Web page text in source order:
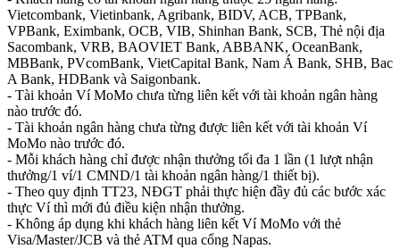
Vietcombank, Vietinbank, Agribank, BIDV, ACB, TPBank,
VPBank, Eximbank, OCB, VIB, Shinhan Bank, SCB, Thẻ nội địa
Sacombank, VRB, BAOVIET Bank, ABBANK, OceanBank,
MBBank, PVcomBank, VietCapital Bank, Nam Á Bank, SHB, Bac
A Bank, HDBank và Saigonbank.
- Tài khoản Ví MoMo chưa từng liên kết với tài khoản ngân hàng
nào trước đó.
- Tài khoản ngân hàng chưa từng được liên kết với tài khoản Ví
MoMo nào trước đó.
- Mỗi khách hàng chỉ được nhận thưởng tối đa 1 lần (1 lượt nhận
thưởng/1 ví/1 CMND/1 tài khoản ngân hàng/1 thiết bị).
- Theo quy định TT23, NĐGT phải thực hiện đầy đủ các bước xác
thực Ví thì mới đủ điều kiện nhận thưởng.
- Không áp dụng khi khách hàng liên kết Ví MoMo với thẻ
Visa/Master/JCB và thẻ ATM qua cổng Napas.